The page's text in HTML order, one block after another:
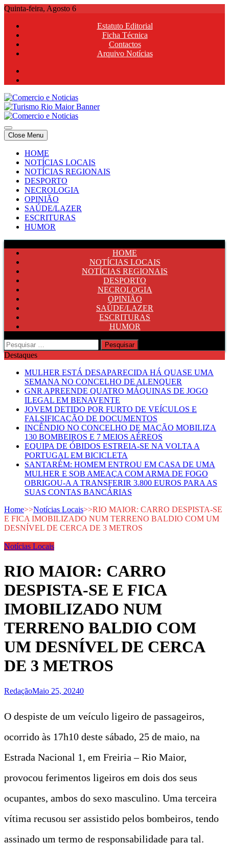
Skip
content
Quinta-feira, Agosto 6
Estatuto Editorial
Ficha Técnica
Contactos
Arquivo Notícias
Comercio e Noticias
Notícias e Publicidade Online
Comercio e Noticias
Notícias e Publicidade Online
Close Menu
HOME
NOTÍCIAS LOCAIS
NOTÍCIAS REGIONAIS
DESPORTO
NECROLOGIA
OPINIÃO
SAÚDE/LAZER
ESCRITURAS
HUMOR
HOME
NOTÍCIAS LOCAIS
NOTÍCIAS REGIONAIS
DESPORTO
NECROLOGIA
OPINIÃO
SAÚDE/LAZER
ESCRITURAS
HUMOR
Pesquisar
por:
Destaques
MULHER ESTÁ DESAPARECIDA HÁ QUASE UMA
SEMANA NO CONCELHO DE ALENQUER
GNR APREENDE QUATRO MÁQUINAS DE JOGO
ILEGAL EM BENAVENTE
JOVEM DETIDO POR FURTO DE VEÍCULOS E
FALSIFICAÇÃO DE DOCUMENTOS
INCÊNDIO NO CONCELHO DE MAÇÃO MOBILIZA
130 BOMBEIROS E 7 MEIOS AÉREOS
EQUIPA DE ÓBIDOS ESTREIA-SE NA VOLTA A
PORTUGAL EM BICICLETA
SANTARÉM: HOMEM ENTROU EM CASA DE UMA
MULHER E SOB AMEAÇA COM ARMA DE FOGO
OBRIGOU-A A TRANSFERIR 3.800 EUROS PARA AS
SUAS CONTAS BANCÁRIAS
Home>>Notícias Locais>>RIO MAIOR: CARRO DESPISTA-SE
E FICA IMOBILIZADO NUM TERRENO BALDIO COM UM
DESNÍVEL DE CERCA DE 3 METROS
Notícias Locais
RIO MAIOR: CARRO
DESPISTA-SE E FICA
IMOBILIZADO NUM
TERRENO BALDIO COM
UM DESNÍVEL DE CERCA
DE 3 METROS
RedaçãoMaio 25, 20240
O despiste de um veículo ligeiro de passageiros,
ocorrido às 17h10 deste sábado, 25 de maio, na
Estrada Nacional 1, em Freiria – Rio Maior,
provocou ferimentos ligeiros em dois dos seus
ocupantes, ambos do sexo masculino. Uma terceira
vítima recusou ser assistido pelos bombeiros, tendo
assinado um termo de responsabilidade para tal.